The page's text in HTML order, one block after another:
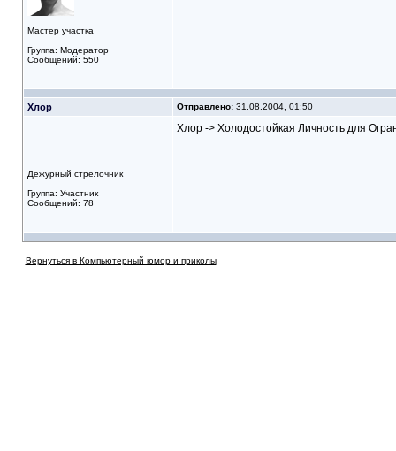
Мастер участка
Группа: Модератор
Сообщений: 550
Хлор Отправлено:31.08.2004, 01:50
Дежурный стрелочник
Группа: Участник
Сообщений: 78
Хлор -> Холодостойкая Личность для
Вернуться в Компьютерный юмор и приколы